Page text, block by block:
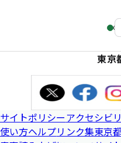
東京
サイトポリシーアクセシビ
使い方ヘルプリンク集東京